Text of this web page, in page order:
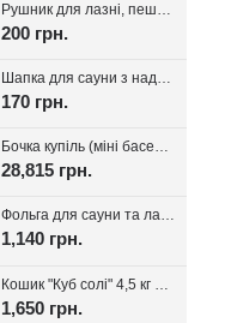
Рушник для лазні, пештемаль Класика, 1шт
200 грн.
Шапка для сауни з надписом, білий фетр 100%, вибір надпису
170 грн.
Бочка купіль (міні басейн) з дуба + PP вставка
28,815 грн.
Фольга для сауни та лазні на паперовій основі, 30 м.кв. Україна
1,140 грн.
1,650 грн.